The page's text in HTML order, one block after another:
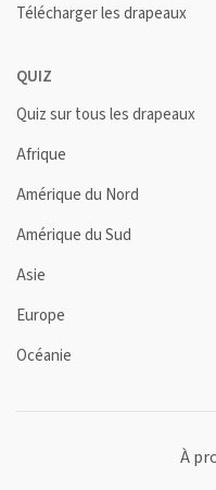
Télécharger les drapeaux
QUIZ
Quiz sur tous les drapeaux
Afrique
Amérique du Nord
Amérique du Sud
Asie
Europe
Océanie
À